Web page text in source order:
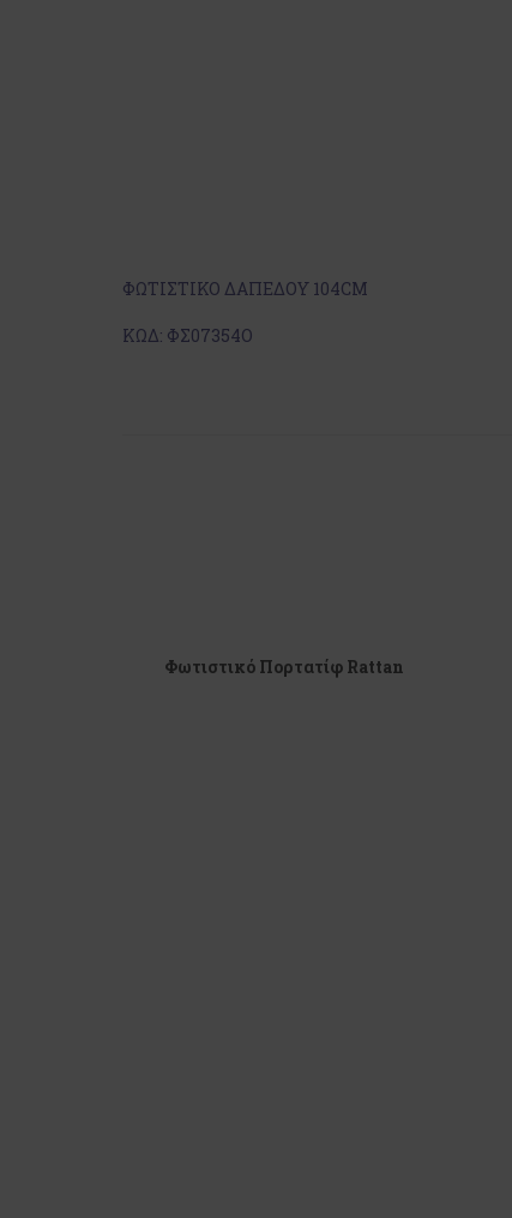
ΦΩΤΙΣΤΙΚΟ ΔΑΠΕΔΟΥ 104CM
ΚΩΔ: ΦΣ07354Ο
Φωτιστικό Πορτατίφ Rattan